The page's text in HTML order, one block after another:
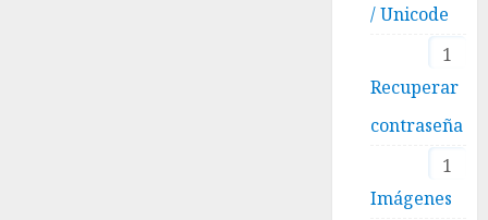
/ Unicode
1
Recuperar
contraseña
1
Imágenes